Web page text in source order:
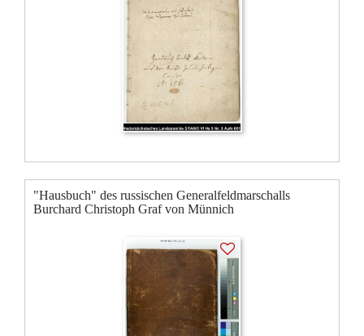
"Hausbuch" des russischen Generalfeldmarschalls
Burchard Christoph Graf von Münnich